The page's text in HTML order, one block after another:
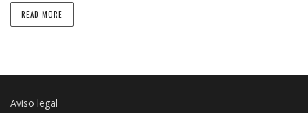
READ MORE
Aviso legal